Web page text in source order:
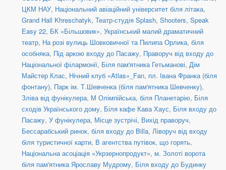
ЦКМ НАУ, Національний авіаційний університет біля літака,
Grand Hall Khreschatyk, Театр-студія Splash, Shooters, Speak
Easy 22, БК «Більшовик», Український малий драматичний
театр, На розі вулиць Шовковичної та Пилипа Орлика, біля
особняка, Під аркою входу до Пасажу, Праворуч від входу до
Національної філармонії, Біля пам'ятника Гетьманові, Дім
Майстер Клас, Нічний клуб «Atlas»_Fan, пл. Івана Франка (біля
фонтану), Парк ім. Т.Шевченка (біля пам'ятника Шевченку),
Зліва від фунікулера, М Олімпійська, біля Планетарію, Біля
сходів Українського дому, Біля кафе Кава Хаус, Біля входу до
Пасажу, У фунікулера, Місце зустрічі, Вихід праворуч,
Бессарабський ринок, біля входу до Billa, Ліворуч від входу
біля туристичної карти, В агентства путівок, що горять,
Національна асоціація «Укрзернопродукт», м. Золоті ворота
біля пам'ятника Ярославу Мудрому, Біля входу до Будинку